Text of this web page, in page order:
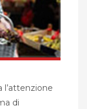
l’attenzione
di